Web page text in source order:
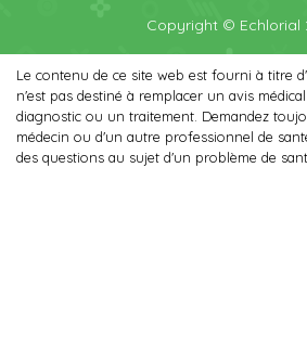
Copyright © Echlorial
Le contenu de ce site web est fourni à titre
n'est pas destiné à remplacer un avis
diagnostic ou un traitement. Demandez
médecin ou d'un autre professionnel de
des questions au sujet d'un problème de